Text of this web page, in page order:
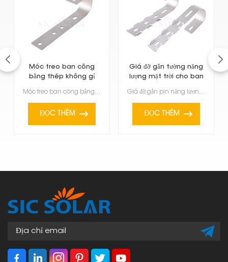
Móc treo ban công
bằng thép không gỉ
Móc treo ban công bằng thép không gỉ dùng để gắn tấm pin năng lượng mặt trời lên lan can ban công ho...
ĐỌC THÊM
Giá đỡ gắn tường năng
lượng mặt trời cho ban
Giá đỡ gắn pin năng lượng mặt trời cho ban công là một giải pháp thiết thực và sáng tạo để lắp đặt t...
ĐỌC THÊM